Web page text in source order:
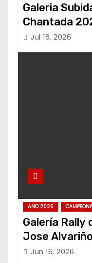
Galeria
Chantada
Jul 16, 2026
AÑO 2026
Galería Rally
Jose Alvariño
Jun 16, 2026